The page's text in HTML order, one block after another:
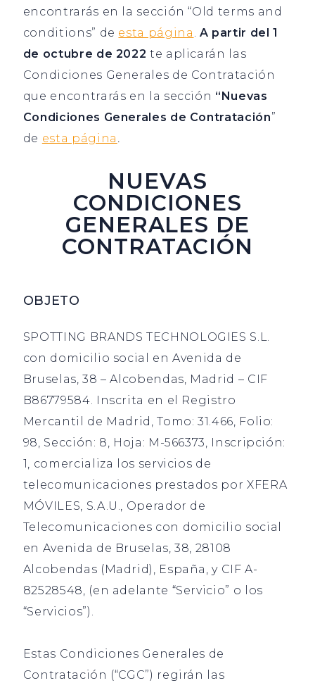
encontrarás en la sección “Old terms and
conditions” de esta página . A partir del 1
de octubre de 2022 te aplicarán las
Condiciones Generales de Contratación
que encontrarás en la sección “Nuevas
Condiciones Generales de Contratación”
de esta página .
NUEVAS
CONDICIONES
GENERALES DE
CONTRATACIÓN
OBJETO
SPOTTING BRANDS TECHNOLOGIES S.L.
con domicilio social en Avenida de
Bruselas, 38 – Alcobendas, Madrid – CIF
B86779584. Inscrita en el Registro
Mercantil de Madrid, Tomo: 31.466, Folio:
98, Sección: 8, Hoja: M-566373, Inscripción:
1, comercializa los servicios de
telecomunicaciones prestados por XFERA
MÓVILES, S.A.U., Operador de
Telecomunicaciones con domicilio social
en Avenida de Bruselas, 38, 28108
Alcobendas (Madrid), España, y CIF A-
82528548, (en adelante “Servicio” o los
“Servicios”).
Estas Condiciones Generales de
Contratación (“CGC”) regirán las